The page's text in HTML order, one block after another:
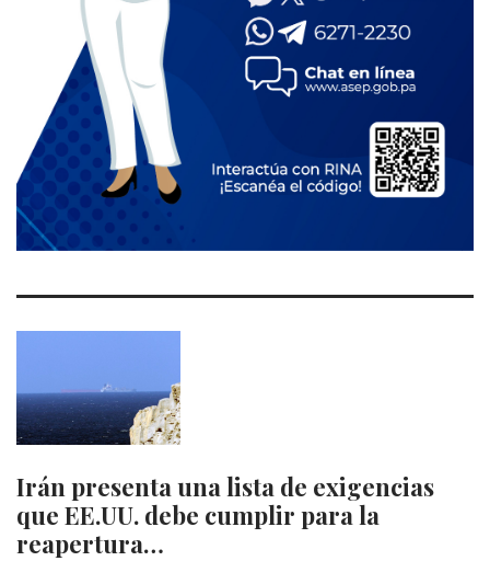
Irán presenta una lista de exigencias
que EE.UU. debe cumplir para la
reapertura…